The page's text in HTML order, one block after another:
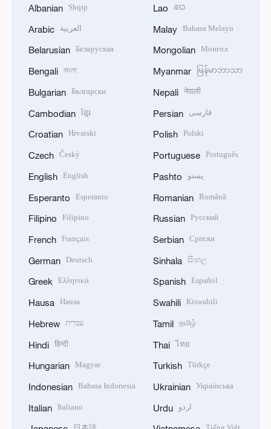
Albanian Shqip
Arabic العربية
Belarusian Беларуская
Bengali বাংলা
Bulgarian Български
Cambodian ខ្មែរ
Croatian Hrvatski
Czech Český
English English
Esperanto Esperanto
Filipino Filipino
French Français
German Deutsch
Greek Ελληνικά
Hausa Hausa
Hebrew עברית
Hindi हिन्दी
Hungarian Magyar
Indonesian Bahasa Indonesia
Italian Italiano
Lao ລາວ
Malay Bahasa Melayu
Mongolian Монгол
Myanmar မြန်မာဘာသာ
Nepali नेपाली
Persian فارسی
Polish Polski
Portuguese Português
Pashto پښتو
Romanian Română
Russian Русский
Serbian Српски
Sinhala සිංහල
Spanish Español
Swahili Kiswahili
Tamil தமிழ்
Thai ไทย
Turkish Türkçe
Ukrainian Українська
Urdu اردو